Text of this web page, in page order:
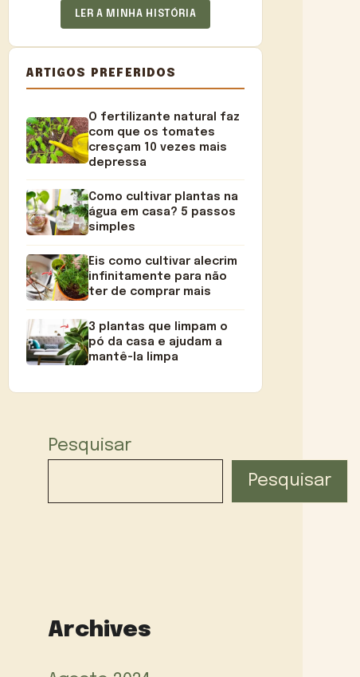
LER A MINHA HISTÓRIA
ARTIGOS PREFERIDOS
O fertilizante natural faz
com que os tomates
cresçam 10 vezes mais
depressa
Como cultivar plantas na
água em casa? 5 passos
simples
Eis como cultivar alecrim
infinitamente para não
ter de comprar mais
3 plantas que limpam o
pó da casa e ajudam a
mantê-la limpa
Pesquisar
Pesquisar
Archives